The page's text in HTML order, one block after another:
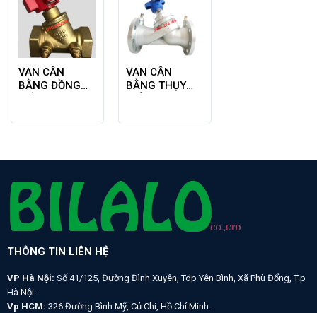
VAN CÂN
BẰNG ĐỒNG
VAN CÂN
BẰNG THỤY
THÔNG TIN LIÊN HỆ
VP Hà Nội: Số 41/125, Đường Đình Xuyên, Tdp Yên Bình, Xã Phù Đổng, T.p
Hà Nội.
Vp HCM: 326 Đường Bình Mỹ, Củ Chi, Hồ Chí Minh.